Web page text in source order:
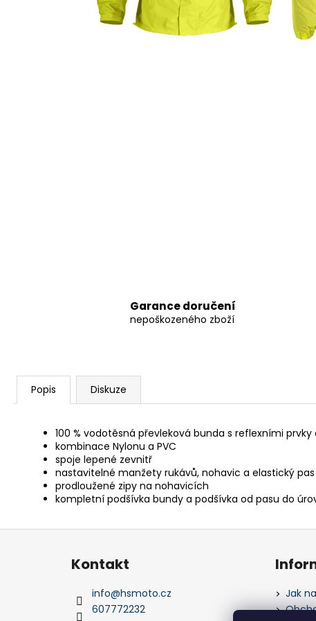
Garance doručení
nepoškozeného zboží
Popis Diskuze
100 % vodotěsná převleková bunda s reflexními
kombinace Nylonu a PVC
spoje lepené zevnitř
nastavitelné manžety rukávů, nohavic a elastický pas
prodloužené zipy na nohavicích
kompletní podšívka bundy a podšívka od pasu do
8 797,38 Kč
Kontakt
info@hsmoto.cz
607772232
Jak